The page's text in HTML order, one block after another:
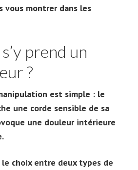
vous montrer dans les
prend un
?
est simple : le
une corde sensible de sa
une douleur intérieure
choix entre deux types de